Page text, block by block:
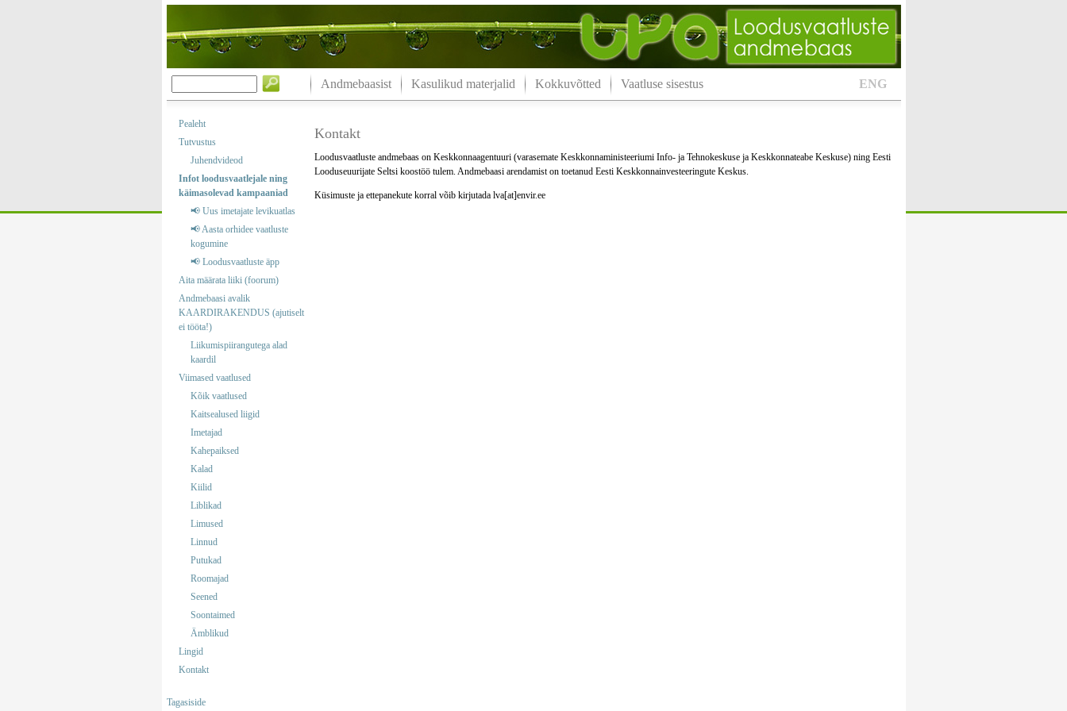
ENG
Andmebaasist Kasulikud materjalid Kokkuvõtted Vaatluse sisestus
Pealeht
Tutvustus
Juhendvideod
Infot loodusvaatlejale ning
käimasolevad kampaaniad
📢 Uus imetajate levikuatlas
📢 Aasta orhidee vaatluste
kogumine
📢 Loodusvaatluste äpp
Aita määrata liiki (foorum)
Andmebaasi avalik
KAARDIRAKENDUS (ajutiselt
ei tööta!)
Liikumispiirangutega alad
kaardil
Viimased vaatlused
Kõik vaatlused
Kaitsealused liigid
Imetajad
Kahepaiksed
Kalad
Kiilid
Liblikad
Limused
Linnud
Putukad
Roomajad
Seened
Soontaimed
Ämblikud
Lingid
Kontakt
Tagasiside
Kontakt
Loodusvaatluste andmebaas on Keskkonnaagentuuri (varasemate Keskkonnaministeeriumi Info- ja Tehnokeskuse ja Keskkonnateabe Keskuse) ning Eesti
Looduseuurijate Seltsi koostöö tulem. Andmebaasi arendamist on toetanud Eesti Keskkonnainvesteeringute Keskus.
Küsimuste ja ettepanekute korral võib kirjutada lva[at]envir.ee